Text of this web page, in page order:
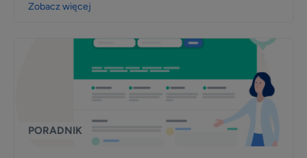
Zobacz więcej
PORADNIK